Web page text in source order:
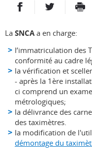
PARTAGER SUR
La SNCA a en charge:
l’immatriculation des
conformité au cadre
la vérification et
- après la 1ère
ci comprend un
métrologiques;
la délivrance des
des taximètres.
la modification de
démontage du